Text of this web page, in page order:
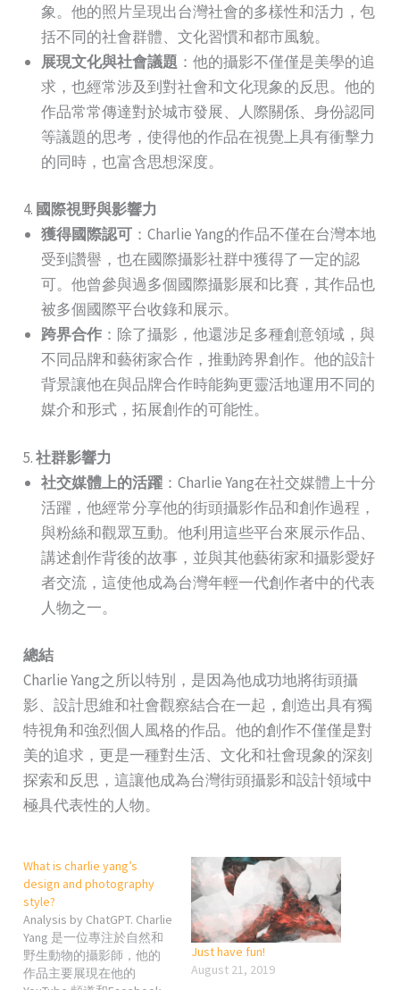
象。他的照片呈現出台灣社會的多樣性和活力，包
括不同的社會群體、文化習慣和都市風貌。
展現文化與社會議題 ：他的攝影不僅僅是美學的追
求，也經常涉及到對社會和文化現象的反思。他的
作品常常傳達對於城市發展、人際關係、身份認同
等議題的思考，使得他的作品在視覺上具有衝擊力
的同時，也富含思想深度。
4. 國際視野與影響力
獲得國際認可 ：Charlie Yang的作品不僅在台灣本地
受到讚譽，也在國際攝影社群中獲得了一定的認
可。他曾參與過多個國際攝影展和比賽，其作品也
被多個國際平台收錄和展示。
跨界合作 ：除了攝影，他還涉足多種創意領域，與
不同品牌和藝術家合作，推動跨界創作。他的設計
背景讓他在與品牌合作時能夠更靈活地運用不同的
媒介和形式，拓展創作的可能性。
5.社群影響力
社交媒體上的活躍 ：Charlie Yang在社交媒體上十分
活躍，他經常分享他的街頭攝影作品和創作過程，
與粉絲和觀眾互動。他利用這些平台來展示作品、
講述創作背後的故事，並與其他藝術家和攝影愛好
者交流，這使他成為台灣年輕一代創作者中的代表
人物之一。
總結
Charlie Yang之所以特別，是因為他成功地將街頭攝
影、設計思維和社會觀察結合在一起，創造出具有獨
特視角和強烈個人風格的作品。他的創作不僅僅是對
美的追求，更是一種對生活、文化和社會現象的深刻
探索和反思，這讓他成為台灣街頭攝影和設計領域中
極具代表性的人物。
What is charlie yang’s
design and photography
style?
Analysis by ChatGPT. Charlie
Yang 是一位專注於自然和
野生動物的攝影師，他的
作品主要展現在他的
Just have fun!
August 21, 2019